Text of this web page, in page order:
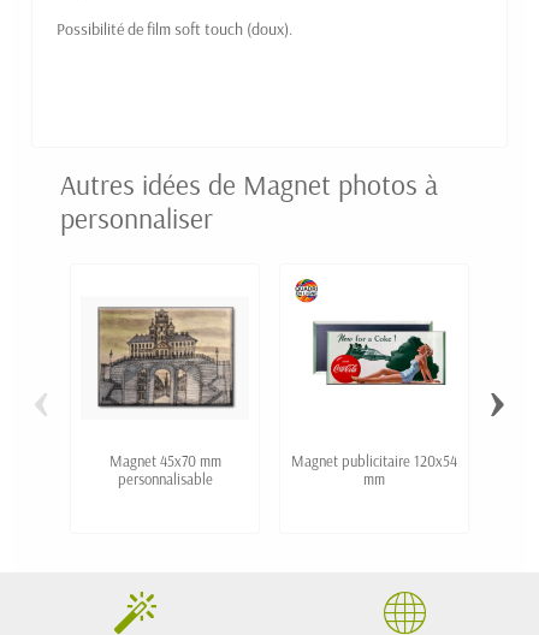
Possibilité de film soft touch (doux).
Autres idées de Magnet photos à
personnaliser
Magnet 45x70 mm
personnalisable
Magnet publicitaire 120x54
mm
‹ ›